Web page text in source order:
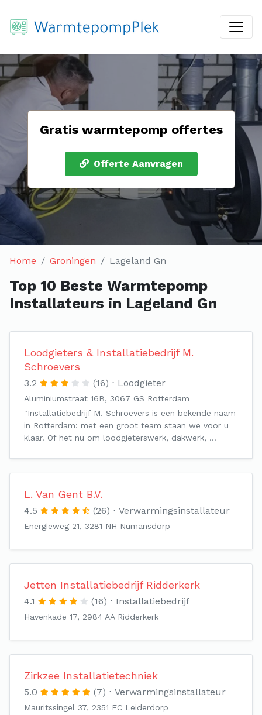
Gratis warmtepomp offertes
Offerte Aanvragen
Home Groningen Lageland Gn
Top 10 Beste Warmtepomp
Installateurs in Lageland Gn
Loodgieters & Installatiebedrijf M.
Schroevers
3.2 (16) Loodgieter
Aluminiumstraat 16B, 3067 GS Rotterdam
"Installatiebedrijf M. Schroevers is een bekende naam
in Rotterdam: met een groot team staan we voor u
klaar. Of het nu om loodgieterswerk, dakwerk, …
L. Van Gent B.V.
4.5 (26) Verwarmingsinstallateur
Energieweg 21, 3281 NH Numansdorp
Jetten Installatiebedrijf Ridderkerk
4.1 (16) Installatiebedrijf
Havenkade 17, 2984 AA Ridderkerk
Zirkzee Installatietechniek
5.0 (7) Verwarmingsinstallateur
Mauritssingel 37, 2351 EC Leiderdorp